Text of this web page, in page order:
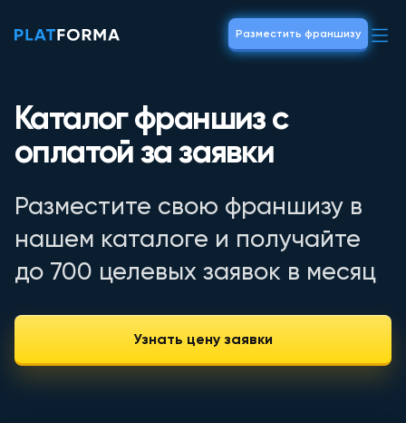
Разместить франшизу
Каталог франшиз с
оплатой за заявки
Разместите свою франшизу в
нашем каталоге и получайте
до 700 целевых заявок в месяц
Узнать цену заявки